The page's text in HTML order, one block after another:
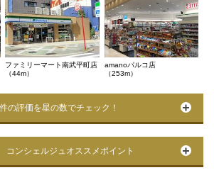
ファミリーマート南武平町店
（44m）
amanoパルコ店
（253m）
の評価を星の数でチェック！
コンシェルジュオススメポイント